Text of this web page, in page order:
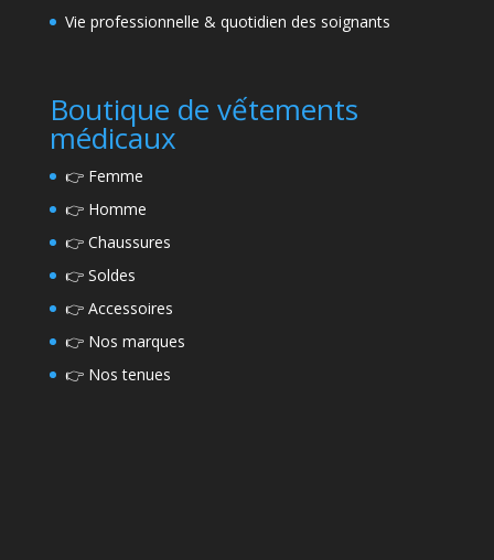
Vie professionnelle & quotidien des soignants
Boutique de vếtements
médicaux
👉 Femme
👉 Homme
👉 Chaussures
👉 Soldes
👉 Accessoires
👉 Nos marques
👉 Nos tenues